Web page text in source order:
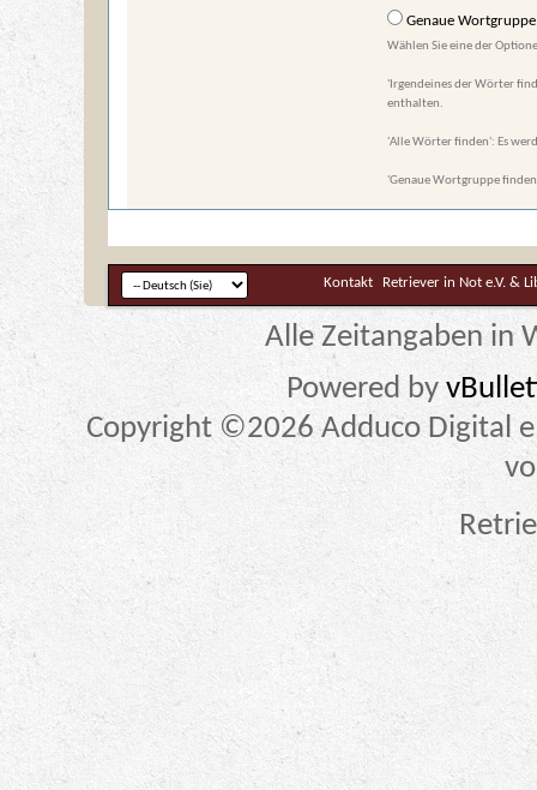
Genaue
Wählen Sie eine der
'Irgendeines der Wörter
enthalten.
'Alle Wörter finden': Es
'Genaue Wortgruppe
Kontakt Retriever in Not e.V. &
Alle Zeitangaben in
Powered by
Copyright ©2026 Adduco Digital